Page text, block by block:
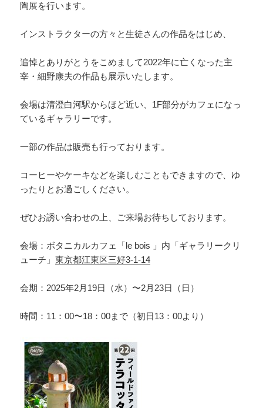
陶展を行います。
インストラクターの方々と生徒さんの作品をはじめ、
追悼とありがとうをこめまして2022年に亡くなった主
宰・細野康夫の作品も展示いたします。
会場は清澄白河駅からほど近い、1F部分がカフェになっ
ているギャラリーです。
一部の作品は販売も行っております。
コーヒーやケーキなどを楽しむこともできますので、ゆ
ったりとお過ごしください。
ぜひお誘い合わせの上、ご来場お待ちしております。
会場：ボタニカルカフェ「le bois 」内「ギャラリークリ
ューチ」東京都江東区三好3-1-14
会期：2025年2月19日（水）〜2月23日（日）
時間：11：00〜18：00まで（初日13：00より）